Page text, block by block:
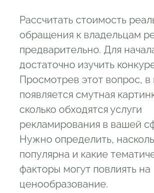
Рассчитать стоимость
обращения к владельцам
предварительно. Для
достаточно изучить
Просмотрев этот вопрос, в
появляется смутная
сколько обходятся услуги
рекламирования в вашей
Нужно определить,
популярна и какие
факторы могут повлиять на
ценообразование.